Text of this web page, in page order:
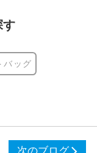
す
バッグ